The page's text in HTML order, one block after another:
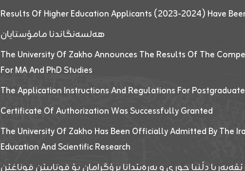
Results Of Higher Education Applicants (2023-2024) Have
هەلسەنگاندنا مامۆستایان
The University Of Zakho Announces The Results Of The
For MA And PhD Studies
The Application Instructions And Regulations For
Certificate Of Authorization Was Successfully Granted
The University Of Zakho Has Been Officially Admitted By The
Education And Scientific Research
دڵنیا جوری و پەرەپێدانا پرۆگرامان بۆ قوتابیێن قوناغێن